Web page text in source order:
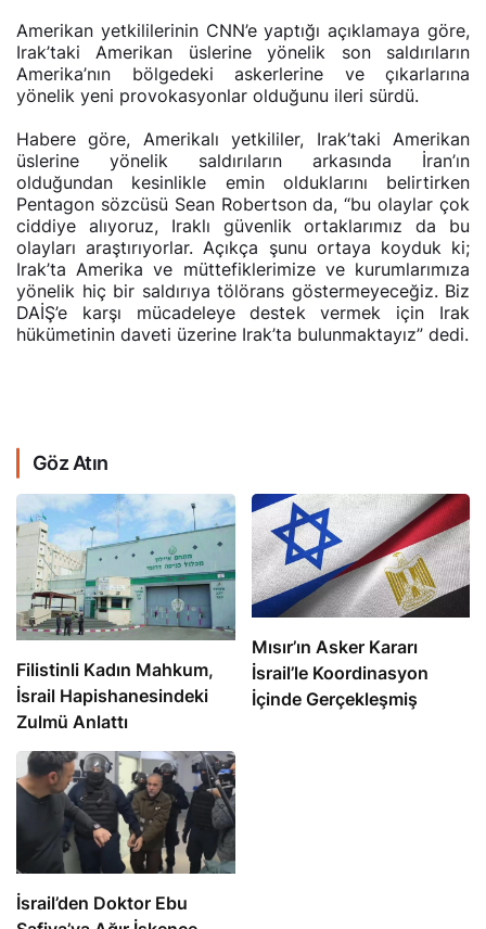
Amerikan yetkililerinin CNN’e yaptığı açıklamaya göre,
Irak’taki Amerikan üslerine yönelik son saldırıların
Amerika’nın bölgedeki askerlerine ve çıkarlarına
yönelik yeni provokasyonlar olduğunu ileri sürdü.
Habere göre, Amerikalı yetkililer, Irak’taki Amerikan
üslerine yönelik saldırıların arkasında İran’ın
olduğundan kesinlikle emin olduklarını belirtirken
Pentagon sözcüsü Sean Robertson da, “bu olaylar çok
ciddiye alıyoruz, Iraklı güvenlik ortaklarımız da bu
olayları araştırıyorlar. Açıkça şunu ortaya koyduk ki;
Irak’ta Amerika ve müttefiklerimize ve kurumlarımıza
yönelik hiç bir saldırıya tölörans göstermeyeceğiz. Biz
DAİŞ’e karşı mücadeleye destek vermek için Irak
hükümetinin daveti üzerine Irak’ta bulunmaktayız” dedi.
Göz Atın
Filistinli Kadın Mahkum,
İsrail Hapishanesindeki
Zulmü Anlattı
Mısır’ın Asker Kararı
İsrail’le Koordinasyon
İçinde Gerçekleşmiş
İsrail’den Doktor Ebu